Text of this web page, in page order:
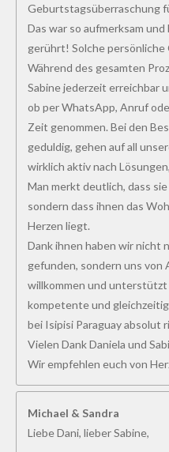
Geburtstagsüberraschung
Das war so aufmerksam
gerührt! Solche
Während des gesamten
Sabine jederzeit erreichbar
ob per WhatsApp, Anruf
Zeit genommen. Bei den
geduldig, gehen auf all
wirklich aktiv nach
Man merkt deutlich, dass
sondern dass ihnen das
Herzen liegt.
Dank ihnen haben wir nicht
gefunden, sondern uns von
willkommen und
kompetente und
bei Isipisi Paraguay absolut
Vielen Dank Daniela und
Wir empfehlen euch von
Michael & Sandra
Liebe Dani, lieber Sabine,